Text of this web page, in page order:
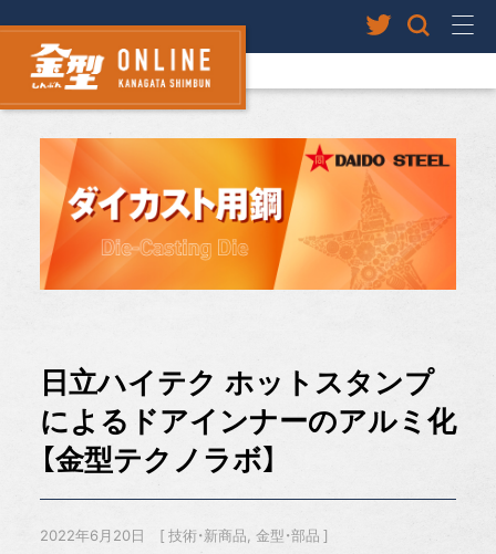
日立ハイテク ホットスタンプ
によるドアインナーのアルミ化
【金型テクノラボ】
2022年6月20日 技術・新商品 金型・部品